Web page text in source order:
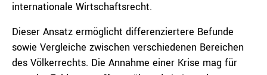
internationale Wirtschaftsrecht.
Dieser Ansatz ermöglicht differenziertere Befunde
sowie Vergleiche zwischen verschiedenen Bereichen
des Völkerrechts. Die Annahme einer Krise mag für